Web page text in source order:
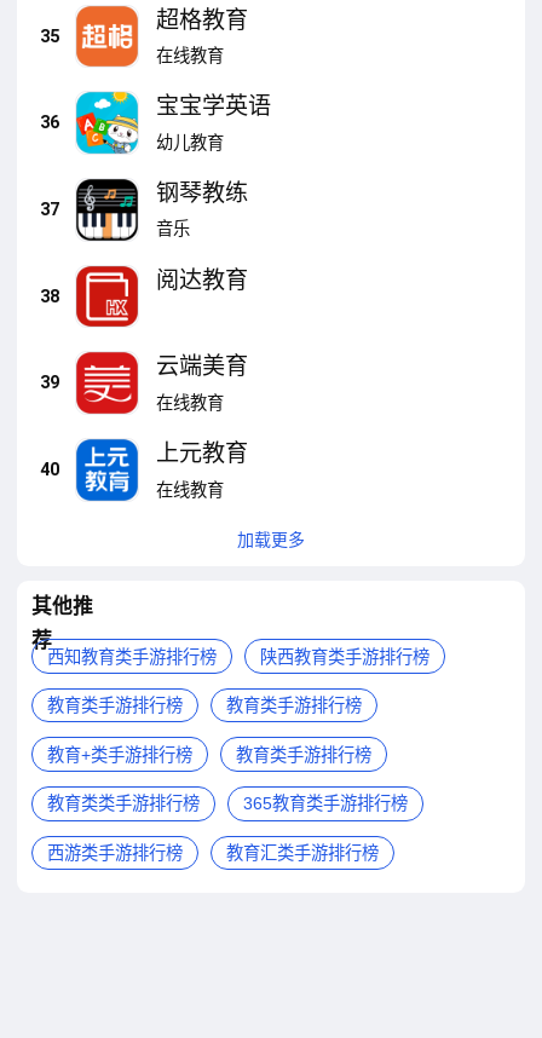
35
超格教育
在线教育
36
宝宝学英语
幼儿教育
37
钢琴教练
音乐
38
阅达教育
39
云端美育
在线教育
40
上元教育
在线教育
加载更多
其他推
荐
西知教育类手游排行榜 陕西教育类手游排行榜
教育类手游排行榜 教育类手游排行榜
教育+类手游排行榜 教育类手游排行榜
教育类类手游排行榜 365教育类手游排行榜
西游类手游排行榜 教育汇类手游排行榜